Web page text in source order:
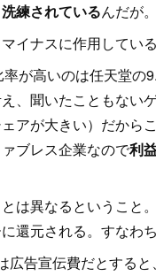
洗練されているんだが。
ナスに作用している
が高いのは任天堂の
、聞いたこともない
アが大きい）だから
ブレス企業なので利
は異なるということ
還元される。すなわち
告宣伝費だとする